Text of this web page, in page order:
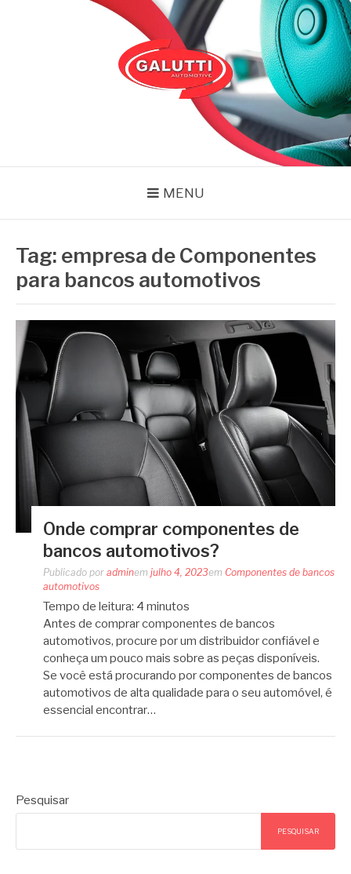
MENU
Tag: empresa de Componentes
para bancos automotivos
Onde comprar componentes de
bancos automotivos?
Publicado por adminem julho 4, 2023em Componentes de bancos
automotivos
Tempo de leitura: 4 minutos
Antes de comprar componentes de bancos
automotivos, procure por um distribuidor confiável e
conheça um pouco mais sobre as peças disponíveis.
Se você está procurando por componentes de bancos
automotivos de alta qualidade para o seu automóvel, é
essencial encontrar…
Pesquisar
PESQUISAR